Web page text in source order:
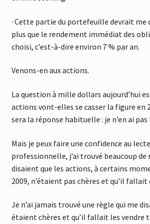
· Cette partie du portefeuille devrait me
plus que le rendement immédiat des
choisi, c’est-à-dire environ 7 % par an.
Venons-en aux actions.
La question à mille dollars aujourd’hui
actions vont-elles se casser la figure en
sera la réponse habituelle : je n’en ai
Mais je peux faire une confidence au
professionnelle, j’ai trouvé beaucoup de
disaient que les actions, à certains
2009, n’étaient pas chères et qu’il fallait
Je n’ai jamais trouvé une règle qui me
étaient chères et qu’il fallait les vendre